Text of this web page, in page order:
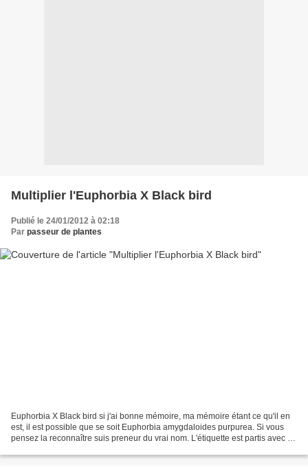
Multiplier l'Euphorbia X Black bird
Publié le 24/01/2012 à 02:18
Par passeur de plantes
Euphorbia X Black bird si j'ai bonne mémoire, ma mémoire étant ce qu'il en
est, il est possible que se soit Euphorbia amygdaloides purpurea. Si vous
pensez la reconnaître suis preneur du vrai nom. L'étiquette est partis avec le